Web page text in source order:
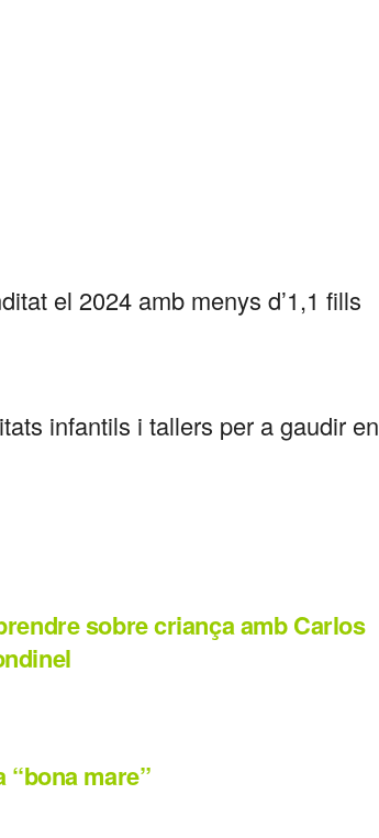
el 2024 amb menys d’1,1 fills
infantils i tallers per a gaudir en
sobre criança amb Carlos
“bona mare”